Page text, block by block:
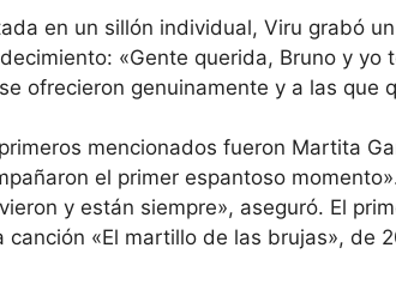
en un sillón individual, Viru grabó
«Gente querida, Bruno y
ofrecieron genuinamente y a las que
mencionados fueron Martita
el primer espantoso
y están siempre», aseguró. El
canción «El martillo de las brujas», de